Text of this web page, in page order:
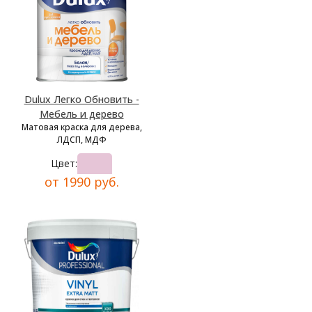
Dulux Легко Обновить -
Мебель и дерево
Матовая краска для дерева,
ЛДСП, МДФ
Цвет:
от 1990 руб.